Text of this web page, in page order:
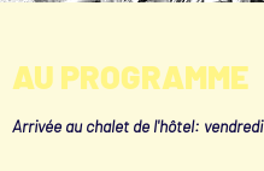
AU PROGRAMME
Arrivée au chalet de l'hôtel: vendredi